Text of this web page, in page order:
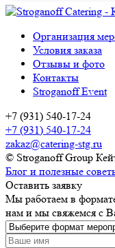
Организация
Условия заказа
Отзывы и фото
Контакты
Stroganoff Event
+7 (931) 540-17-24
+7 (931) 540-17-24
zakaz@catering-stg.ru
© Stroganoff Group
Блог и полезные
Оставить заявку
Мы работаем в
нам и мы свяжемся с